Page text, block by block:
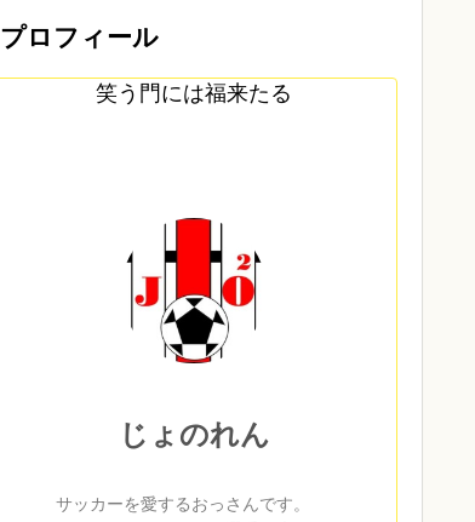
プロフィール
笑う門には福来たる
じょのれん
サッカーを愛するおっさんです。